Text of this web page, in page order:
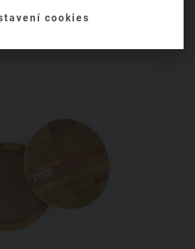
se s ní takřka stejně, jako s
cookies